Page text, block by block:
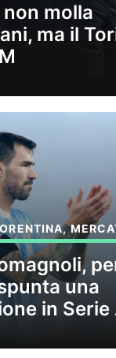
non molla
ma il
,
una
in Serie